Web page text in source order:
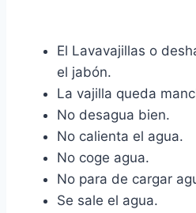
El Lavavajillas o
el jabón.
La vajilla queda
No desagua bien.
No calienta el agua.
No coge agua.
No para de cargar
Se sale el agua.